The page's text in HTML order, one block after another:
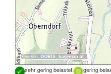
Quellen: DORIS, basemap.at
sehr gering belastet gering